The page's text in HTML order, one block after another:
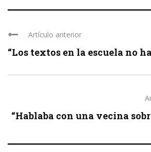
Artículo anterior
“Los textos en la escuela no
“Hablaba con una vecina